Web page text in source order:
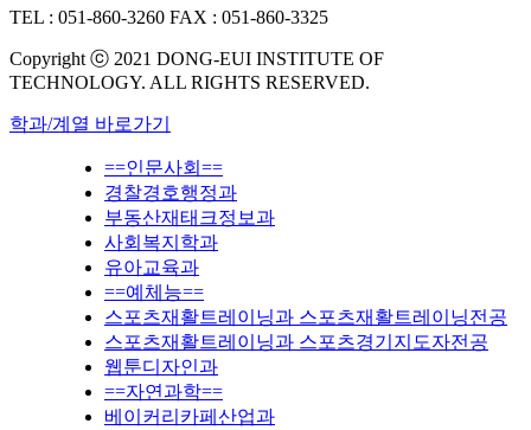
TEL : 051-860-3260 FAX : 051-860-3325
Copyright ⓒ 2021 DONG-EUI INSTITUTE OF
TECHNOLOGY. ALL RIGHTS RESERVED.
학과/계열 바로가기
==인문사회==
경찰경호행정과
부동산재태크정보과
사회복지학과
유아교육과
==예체능==
스포츠재활트레이닝과 스포츠재활트레이닝전공
스포츠재활트레이닝과 스포츠경기지도자전공
웹툰디자인과
==자연과학==
베이커리카페산업과